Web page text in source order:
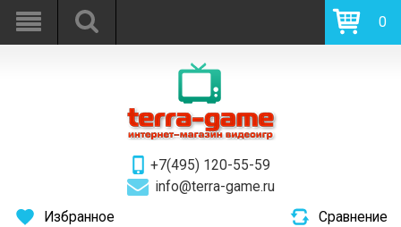
+7(495) 120-55-59
info@terra-game.ru
0
Избранное Сравнение